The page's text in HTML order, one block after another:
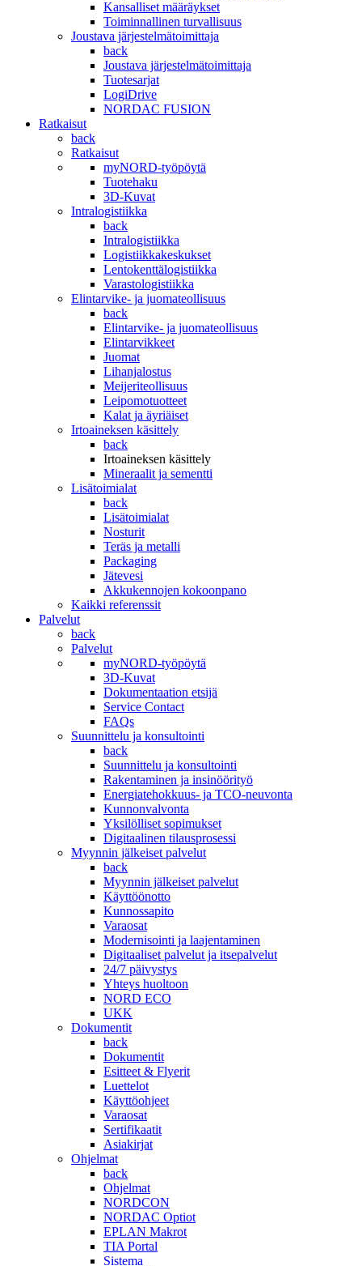
Kansalliset määräykset
Toiminnallinen turvallisuus
Joustava järjestelmätoimittaja
back
Joustava järjestelmätoimittaja
Tuotesarjat
LogiDrive
NORDAC FUSION
Ratkaisut
back
Ratkaisut
myNORD-työpöytä
Tuotehaku
3D-Kuvat
Intralogistiikka
back
Intralogistiikka
Logistiikkakeskukset
Lentokenttälogistiikka
Varastologistiikka
Elintarvike- ja juomateollisuus
back
Elintarvike- ja juomateollisuus
Elintarvikkeet
Juomat
Lihanjalostus
Meijeriteollisuus
Leipomotuotteet
Kalat ja äyriäiset
Irtoaineksen käsittely
back
Irtoaineksen käsittely
Mineraalit ja sementti
Lisätoimialat
back
Lisätoimialat
Nosturit
Teräs ja metalli
Packaging
Jätevesi
Akkukennojen kokoonpano
Kaikki referenssit
Palvelut
back
Palvelut
myNORD-työpöytä
3D-Kuvat
Dokumentaation etsijä
Service Contact
FAQs
Suunnittelu ja konsultointi
back
Suunnittelu ja konsultointi
Rakentaminen ja insinöörityö
Energiatehokkuus- ja TCO-neuvonta
Kunnonvalvonta
Yksilölliset sopimukset
Digitaalinen tilausprosessi
Myynnin jälkeiset palvelut
back
Myynnin jälkeiset palvelut
Käyttöönotto
Kunnossapito
Varaosat
Modernisointi ja laajentaminen
Digitaaliset palvelut ja itsepalvelut
24/7 päivystys
Yhteys huoltoon
NORD ECO
UKK
Dokumentit
back
Dokumentit
Esitteet & Flyerit
Luettelot
Käyttöohjeet
Varaosat
Sertifikaatit
Asiakirjat
Ohjelmat
back
Ohjelmat
NORDCON
NORDAC Optiot
EPLAN Makrot
TIA Portal
Sistema